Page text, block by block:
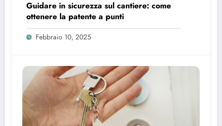
Guidare in sicurezza sul cantiere: come
ottenere la patente a punti
Febbraio 10, 2025